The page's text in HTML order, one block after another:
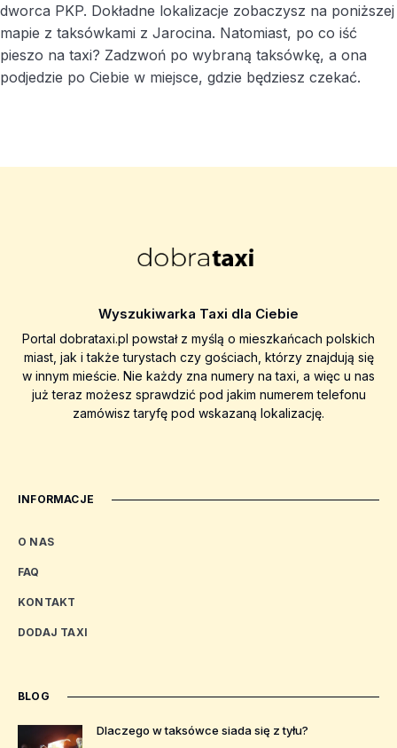
dworca PKP. Dokładne lokalizacje zobaczysz na poniższej
mapie z taksówkami z Jarocina. Natomiast, po co iść
pieszo na taxi? Zadzwoń po wybraną taksówkę, a ona
podjedzie po Ciebie w miejsce, gdzie będziesz czekać.
Wyszukiwarka Taxi dla Ciebie
Portal dobrataxi.pl powstał z myślą o mieszkańcach polskich
miast, jak i także turystach czy gościach, którzy znajdują się
w innym mieście. Nie każdy zna numery na taxi, a więc u nas
już teraz możesz sprawdzić pod jakim numerem telefonu
zamówisz taryfę pod wskazaną lokalizację.
INFORMACJE
O NAS
FAQ
KONTAKT
DODAJ TAXI
BLOG
Dlaczego w taksówce siada się z tyłu?